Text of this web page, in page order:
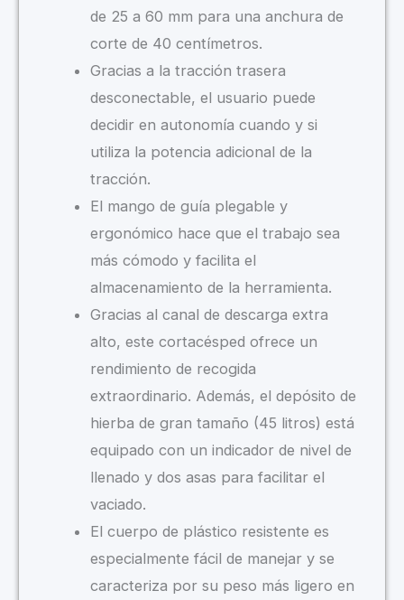
de 25 a 60 mm para una anchura de
corte de 40 centímetros.
Gracias a la tracción trasera
desconectable, el usuario puede
decidir en autonomía cuando y si
utiliza la potencia adicional de la
tracción.
El mango de guía plegable y
ergonómico hace que el trabajo sea
más cómodo y facilita el
almacenamiento de la herramienta.
Gracias al canal de descarga extra
alto, este cortacésped ofrece un
rendimiento de recogida
extraordinario. Además, el depósito de
hierba de gran tamaño (45 litros) está
equipado con un indicador de nivel de
llenado y dos asas para facilitar el
vaciado.
El cuerpo de plástico resistente es
especialmente fácil de manejar y se
caracteriza por su peso más ligero en